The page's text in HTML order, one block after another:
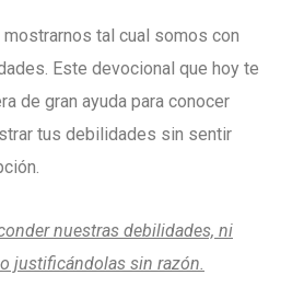
tal cual somos con
Este devocional que hoy te
de gran ayuda para conocer
tus debilidades sin sentir
nuestras debilidades, ni
justificándolas sin razón.